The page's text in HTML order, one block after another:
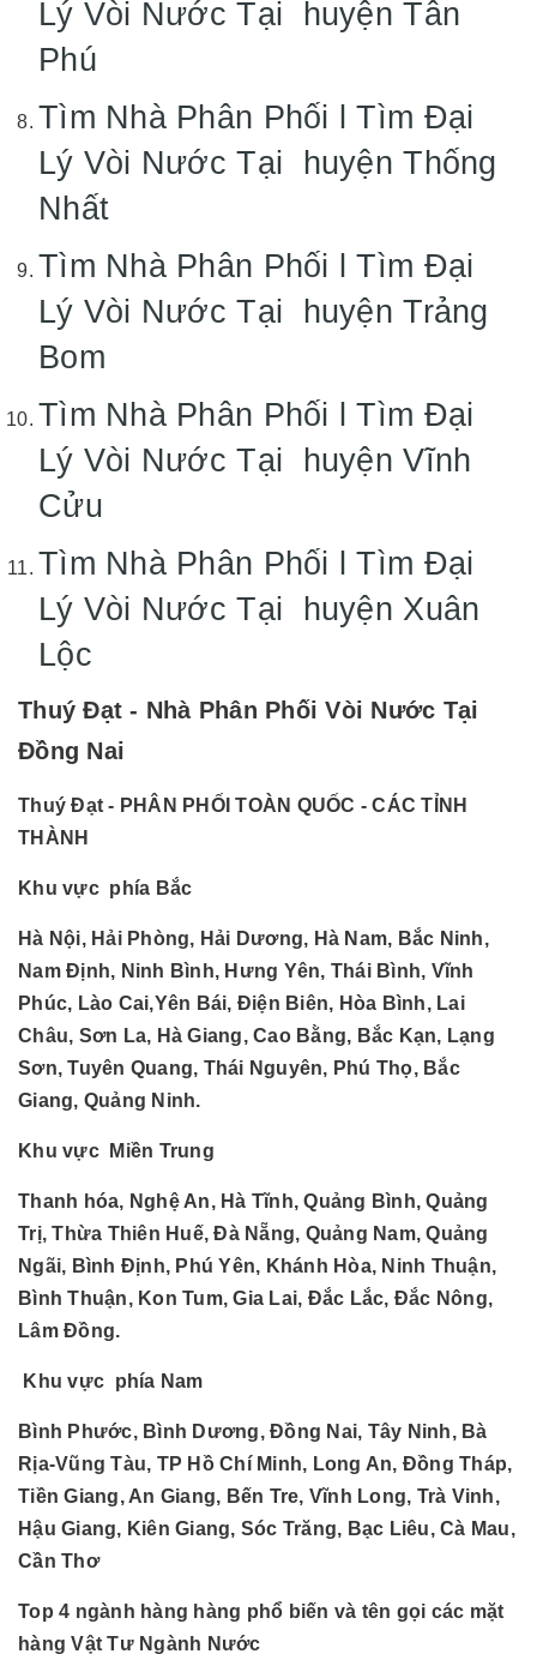
Lý Vòi Nước Tại huyện Tân
Phú
Tìm Nhà Phân Phối l Tìm Đại
Lý Vòi Nước Tại huyện Thống
Nhất
Tìm Nhà Phân Phối l Tìm Đại
Lý Vòi Nước Tại huyện Trảng
Bom
Tìm Nhà Phân Phối l Tìm Đại
Lý Vòi Nước Tại huyện Vĩnh
Cửu
Tìm Nhà Phân Phối l Tìm Đại
Lý Vòi Nước Tại huyện Xuân
Lộc
Thuý Đạt - Nhà Phân Phối Vòi Nước Tại
Đồng Nai
Thuý Đạt - PHÂN PHỐI TOÀN QUỐC - CÁC TỈNH
THÀNH
Khu vực phía Bắc
Hà Nội, Hải Phòng, Hải Dương, Hà Nam, Bắc Ninh,
Nam Định, Ninh Bình, Hưng Yên, Thái Bình, Vĩnh
Phúc, Lào Cai,Yên Bái, Điện Biên, Hòa Bình, Lai
Châu, Sơn La, Hà Giang, Cao Bằng, Bắc Kạn, Lạng
Sơn, Tuyên Quang, Thái Nguyên, Phú Thọ, Bắc
Giang, Quảng Ninh.
Khu vực Miền Trung
Thanh hóa, Nghệ An, Hà Tĩnh, Quảng Bình, Quảng
Trị, Thừa Thiên Huế, Đà Nẵng, Quảng Nam, Quảng
Ngãi, Bình Định, Phú Yên, Khánh Hòa, Ninh Thuận,
Bình Thuận, Kon Tum, Gia Lai, Đắc Lắc, Đắc Nông,
Lâm Đồng.
Khu vực phía Nam
Bình Phước, Bình Dương, Đồng Nai, Tây Ninh, Bà
Rịa-Vũng Tàu, TP Hồ Chí Minh, Long An, Đồng Tháp,
Tiền Giang, An Giang, Bến Tre, Vĩnh Long, Trà Vinh,
Hậu Giang, Kiên Giang, Sóc Trăng, Bạc Liêu, Cà Mau,
Cần Thơ
Top 4 ngành hàng hàng phổ biến và tên gọi các mặt
hàng Vật Tư Ngành Nước